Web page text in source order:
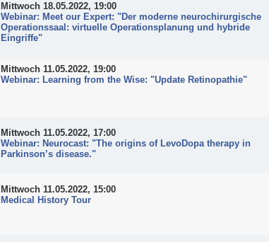
Mittwoch 18.05.2022, 19:00
Webinar: Meet our Expert: "Der moderne neurochirurgische
Operationssaal: virtuelle Operationsplanung und hybride
Eingriffe"
Mittwoch 11.05.2022, 19:00
Webinar: Learning from the Wise: "Update Retinopathie"
Mittwoch 11.05.2022, 17:00
Webinar: Neurocast: "The origins of LevoDopa therapy in
Parkinson’s disease."
Mittwoch 11.05.2022, 15:00
Medical History Tour